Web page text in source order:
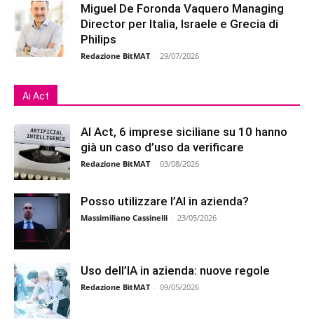
Miguel De Foronda Vaquero Managing
Director per Italia, Israele e Grecia di
Philips
Redazione BitMAT - 29/07/2026
Ai Act
AI Act, 6 imprese siciliane su 10 hanno
già un caso d’uso da verificare
Redazione BitMAT - 03/08/2026
Posso utilizzare l’AI in azienda?
Massimiliano Cassinelli - 23/05/2026
Uso dell’IA in azienda: nuove regole
Redazione BitMAT - 09/05/2026